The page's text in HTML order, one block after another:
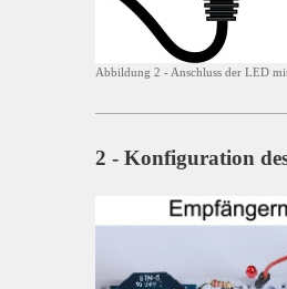
Abbildung 2 - Anschluss der LED
2 - Konfiguration